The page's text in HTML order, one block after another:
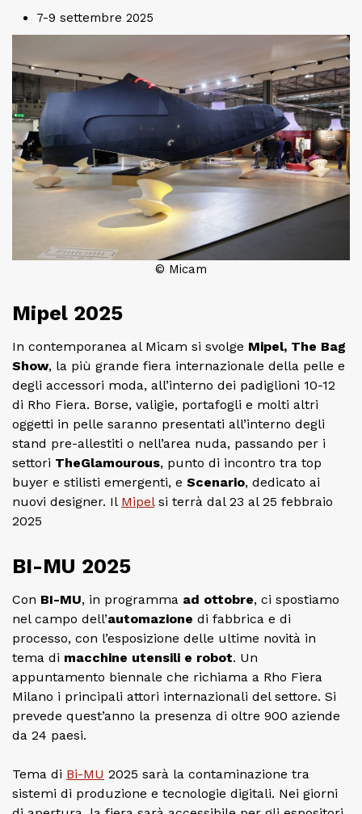
7-9 settembre 2025
© Micam
Mipel 2025
In contemporanea al Micam si svolge Mipel, The Bag
Show, la più grande fiera internazionale della pelle e
degli accessori moda, all’interno dei padiglioni 10-12
di Rho Fiera. Borse, valigie, portafogli e molti altri
oggetti in pelle saranno presentati all’interno degli
stand pre-allestiti o nell’area nuda, passando per i
settori TheGlamourous, punto di incontro tra top
buyer e stilisti emergenti, e Scenario, dedicato ai
nuovi designer. Il Mipelsi terrà dal 23 al 25 febbraio
2025
BI-MU 2025
Con BI-MU, in programma ad ottobre, ci spostiamo
nel campo dell’automazione di fabbrica e di
processo, con l’esposizione delle ultime novità in
tema di macchine utensili e robot. Un
appuntamento biennale che richiama a Rho Fiera
Milano i principali attori internazionali del settore. Si
prevede quest’anno la presenza di oltre 900 aziende
da 24 paesi.
Tema di Bi-MU 2025 sarà la contaminazione tra
sistemi di produzione e tecnologie digitali. Nei giorni